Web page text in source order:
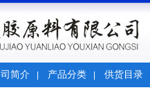
简介 产品分类 供货目录